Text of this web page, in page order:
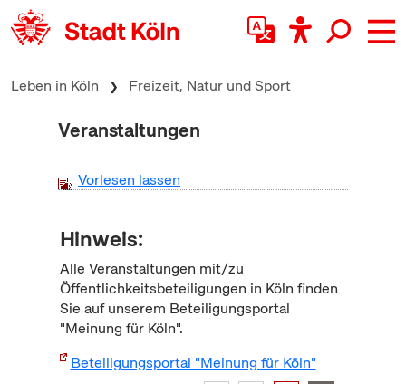
zum Inhalt springen
Leben in Köln Freizeit, Natur und Sport
Veranstaltungen
Vorlesen lassen
Hinweis:
Alle Veranstaltungen mit/zu
Öffentlichkeitsbeteiligungen in Köln finden
Sie auf unserem Beteiligungsportal
"Meinung für Köln".
Beteiligungsportal "Meinung für Köln"